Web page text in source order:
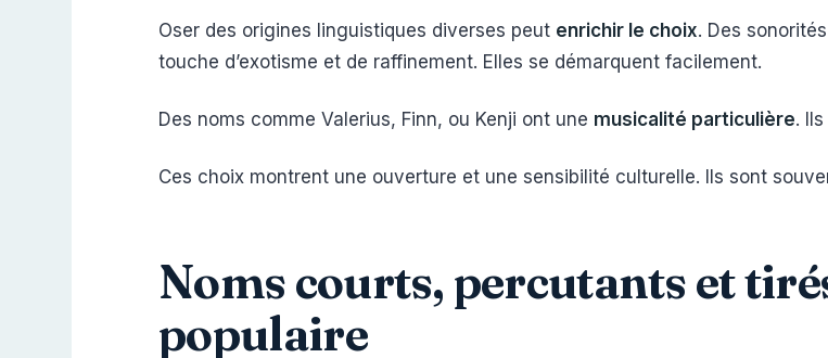
Oser des origines linguistiques diverses peut enrichir le choix. Des
touche d’exotisme et de raffinement. Elles se démarquent facilement.
Des noms comme Valerius, Finn, ou Kenji ont une musicalité particulière.
Ces choix montrent une ouverture et une sensibilité culturelle. Ils sont
Noms courts, percutants et
populaire